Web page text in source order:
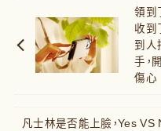
領到
收到
到人
手，
傷心
凡士林是否能上臉，Yes VS